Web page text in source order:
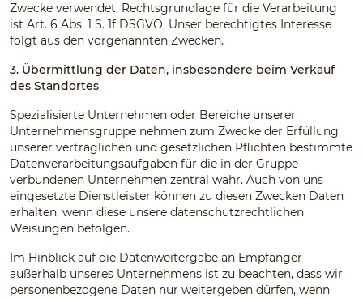
Zwecke verwendet. Rechtsgrundlage für die Verarbeitung
ist Art. 6 Abs. 1 S. 1f DSGVO. Unser berechtigtes Interesse
folgt aus den vorgenannten Zwecken.
3. Übermittlung der Daten, insbesondere beim Verkauf
des Standortes
Spezialisierte Unternehmen oder Bereiche unserer
Unternehmensgruppe nehmen zum Zwecke der Erfüllung
unserer vertraglichen und gesetzlichen Pflichten bestimmte
Datenverarbeitungsaufgaben für die in der Gruppe
verbundenen Unternehmen zentral wahr. Auch von uns
eingesetzte Dienstleister können zu diesen Zwecken Daten
erhalten, wenn diese unsere datenschutzrechtlichen
Weisungen befolgen.
Im Hinblick auf die Datenweitergabe an Empfänger
außerhalb unseres Unternehmens ist zu beachten, dass wir
personenbezogene Daten nur weitergeben dürfen, wenn